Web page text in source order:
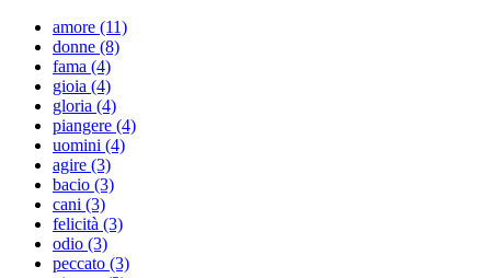
amore (11)
donne (8)
fama (4)
gioia (4)
gloria (4)
piangere (4)
uomini (4)
agire (3)
bacio (3)
cani (3)
felicità (3)
odio (3)
peccato (3)